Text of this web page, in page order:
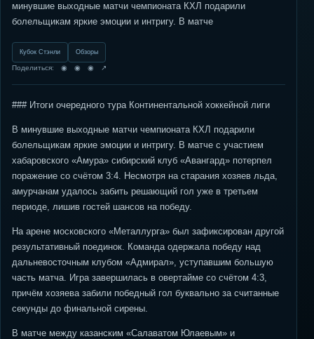
минувшие выходные матчи чемпионата КХЛ подарили
болельщикам яркие эмоции и интригу. В матче
Кубок Стэнли Обзоры
Поделиться: ◉ ◉ ◉ ↗
### Итоги очередного тура Континентальной хоккейной лиги
В минувшие выходные матчи чемпионата КХЛ подарили
болельщикам яркие эмоции и интригу. В матче с участием
хабаровского «Амура» сибирский клуб «Авангард» потерпел
поражение со счётом 3:4. Несмотря на старания хозяев льда,
амурчанам удалось забить решающий гол уже в третьем
периоде, лишив гостей шансов на победу.
На арене московского «Металлурга» был зафиксирован другой
результативный поединок. Команда одержала победу над
дальневосточным клубом «Адмирал», уступавшим большую
часть матча. Игра завершилась в овертайме со счётом 4:3,
причём хозяева забили победный гол буквально за считанные
секунды до финальной сирены.
В матче между казанским «Салаватом Юлаевым» и